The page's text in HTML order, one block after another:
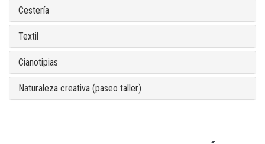
Cestería
Textil
Cianotipias
Naturaleza creativa (paseo taller)